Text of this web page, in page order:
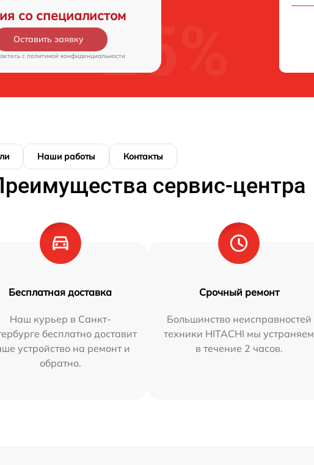
со специалистом
Оставить заявку
c политикой конфиденциальности
Наши работы Контакты
сервис-центра
Бесплатная доставка
Наш курьер в Санкт-
бесплатно доставит
устройство на ремонт и
обратно.
Срочный ремонт
Большинство неисправностей
техники HITACHI мы устраняем
в течение 2 часов.